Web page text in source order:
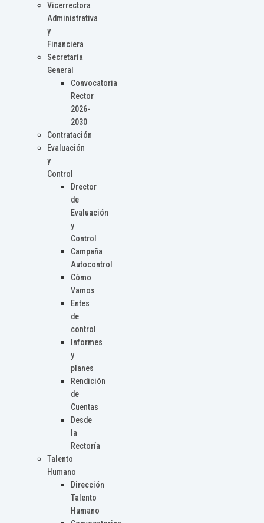
Vicerrectora
Administrativa
y
Financiera
Secretaría
General
Convocatoria
Rector
2026-
2030
Contratación
Evaluación
y
Control
Drector
de
Evaluación
y
Control
Campaña
Autocontrol
Cómo
Vamos
Entes
de
control
Informes
y
planes
Rendición
de
Cuentas
Desde
la
Rectoría
Talento
Humano
Dirección
Talento
Humano